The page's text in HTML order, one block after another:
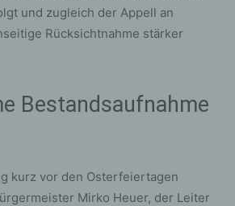
und zugleich der Appell an
Rücksichtnahme stärker
Bestandsaufnahme
kurz vor den Osterfeiertagen
Mirko Heuer, der Leiter